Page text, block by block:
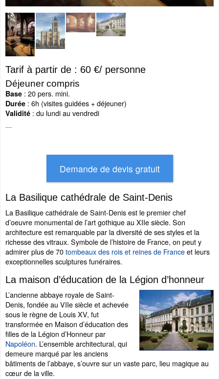
Tarif à partir de : 60 €/ personne
Déjeuner compris
Base : 20 pers. mini.
Durée : 6h (visites guidées + déjeuner)
Validité : du lundi au vendredi
La Basilique cathédrale de Saint-Denis
La Basilique cathédrale de Saint-Denis est le premier chef
d’oeuvre monumental de l’art gothique au XIIe siècle. Son
architecture est remarquable par la diversité de ses styles et la
richesse des vitraux. Symbole de l’histoire de France, on peut y
admirer plus de 70tombeaux des rois et reines de Franceet leurs
exceptionnelles sculptures funéraires.
La maison d’éducation de la Légion d’honneur
L’ancienne abbaye royale de Saint-
Denis, fondée au VIIe siècle et achevée
sous le règne de Louis XV, fut
transformée en Maison d’éducation des
filles de la Légion d’Honneur par
Napoléon. L’ensemble architectural, qui
demeure marqué par les anciens
bâtiments de l’abbaye, s’ouvre sur un vaste parc, lieu magique au
cœur de la ville.